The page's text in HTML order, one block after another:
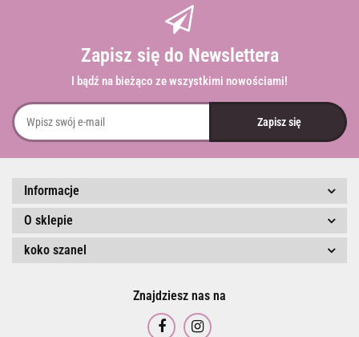
Zapisz się do Newslettera
I bądź na bieżąco ze wszystkimi nowościami!
Informacje
O sklepie
koko szanel
Znajdziesz nas na